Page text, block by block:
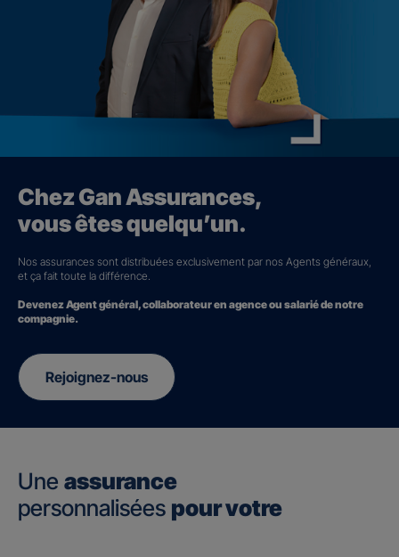
Chez Gan Assurances,
vous êtes quelqu’un.
Nos assurances sont distribuées exclusivement par nos Agents généraux,
et ça fait toute la différence.
Devenez Agent général, collaborateur en agence ou salarié de notre
compagnie.
Rejoignez-nous
Une assurance
personnalisées pour votre